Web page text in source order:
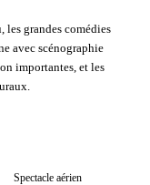
les grandes comédies
avec scénographie
importantes, et les
Spectacle aérien